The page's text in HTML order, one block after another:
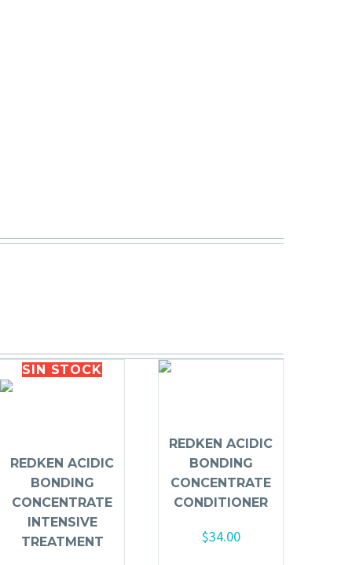
SIN STOCK
REDKEN ACIDIC
BONDING
CONCENTRATE
INTENSIVE
TREATMENT
REDKEN ACIDIC
BONDING
CONCENTRATE
CONDITIONER
$34.00